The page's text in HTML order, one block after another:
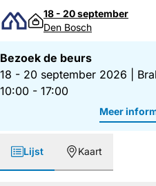
Direct naar inhoud
18 - 20 september
Den Bosch
Bezoek de beurs
18 - 20 september 2026
10:00 - 17:00
Meer
Lijst Kaart